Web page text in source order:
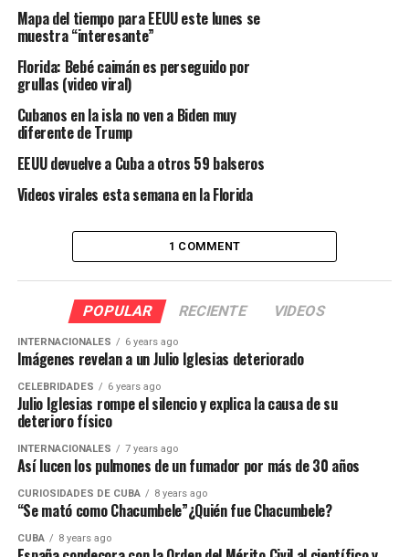
Mapa del tiempo para EEUU este lunes se
muestra “interesante”
Florida: Bebé caimán es perseguido por
grullas (video viral)
Cubanos en la isla no ven a Biden muy
diferente de Trump
EEUU devuelve a Cuba a otros 59 balseros
Videos virales esta semana en la Florida
1 COMMENT
POPULAR RECIENTE VIDEOS
INTERNACIONALES 6 years ago
Imágenes revelan a un Julio Iglesias deteriorado
CELEBRIDADES 6 years ago
Julio Iglesias rompe el silencio y explica la causa de su
deterioro físico
INTERNACIONALES 7 years ago
Así lucen los pulmones de un fumador por más de 30 años
CURIOSIDADES DE CUBA 8 years ago
“Se mató como Chacumbele”¿Quién fue Chacumbele?
CUBA 8 years ago